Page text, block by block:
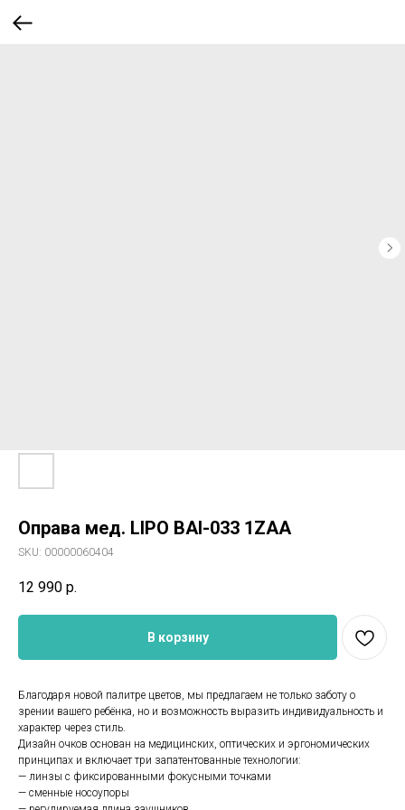
Оправа мед. LIPO BAI-033 1ZAA
SKU: 00000060404
12 990 р.
В корзину
Благодаря новой палитре цветов, мы предлагаем не только заботу о
зрении вашего ребёнка, но и возможность выразить индивидуальность и
характер через стиль.
Дизайн очков основан на медицинских, оптических и эргономических
принципах и включает три запатентованные технологии:
— линзы с фиксированными фокусными точками
— сменные носоупоры